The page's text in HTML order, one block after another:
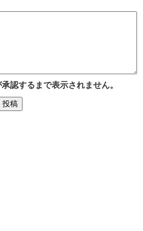
認するまで表示されません。